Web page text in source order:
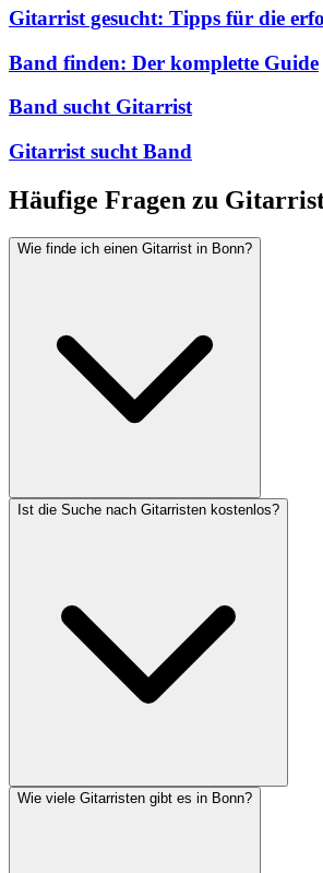
Gitarrist gesucht: Tipps für die
Band finden: Der komplette Guide
Band sucht Gitarrist
Gitarrist sucht Band
Häufige Fragen zu
Wie finde ich einen Gitarrist in Bonn?
Ist die Suche nach Gitarristen kostenlos?
Wie viele Gitarristen gibt es in Bonn?